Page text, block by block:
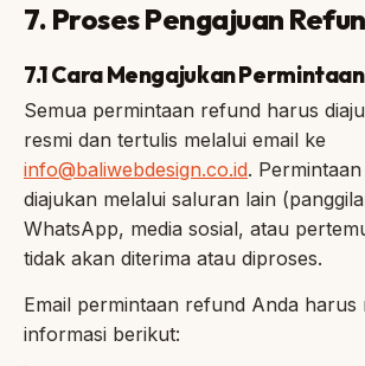
7. Proses Pengajuan
7.1 Cara Mengajukan
Semua permintaan refund harus
resmi dan tertulis melalui email ke
info@baliwebdesign.co.id.
diajukan melalui saluran lain
WhatsApp, media sosial, atau
tidak akan diterima atau diproses.
Email permintaan refund Anda harus
informasi berikut: